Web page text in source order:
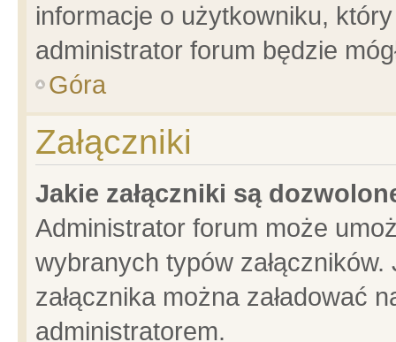
informacje o użytkowniku,
administrator forum będzie
Góra
Załączniki
Jakie załączniki są
Administrator forum może
wybranych typów
załącznika można załadować
administratorem.